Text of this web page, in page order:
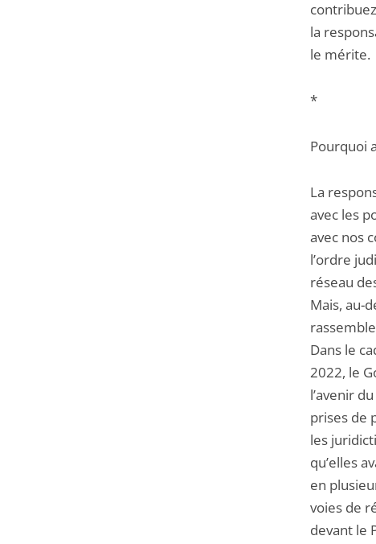
la
le mérite.
*
Pourquoi
La
avec les
avec nos
l’ordre
réseau
Mais, au-
Dans le
2022, le
l’avenir
prises de
les
qu’elles
en
voies de
devant le